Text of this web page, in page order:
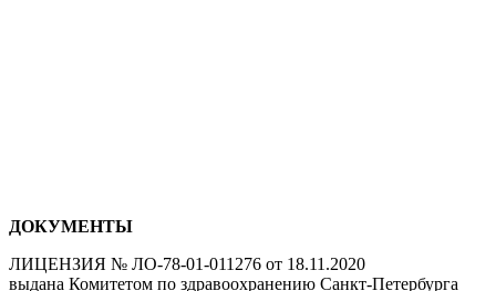
ДОКУМЕНТЫ
ЛИЦЕНЗИЯ № ЛО-78-01-011276 от 18.11.2020
выдана Комитетом по здравоохранению Санкт-Петербурга